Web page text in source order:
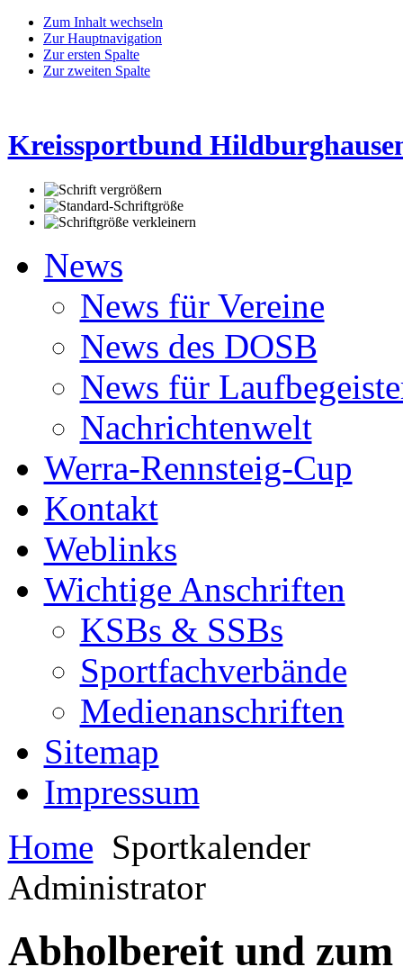
Zum Inhalt wechseln
Zur Hauptnavigation
Zur ersten Spalte
Zur zweiten Spalte
Kreissportbund
News
News für Vereine
News des DOSB
News für
Nachrichtenwelt
Werra-Rennsteig-Cup
Kontakt
Weblinks
Wichtige Anschriften
KSBs & SSBs
Sportfachverbände
Medienanschriften
Sitemap
Impressum
Home Sportkalender
Administrator
Abholbereit und zum